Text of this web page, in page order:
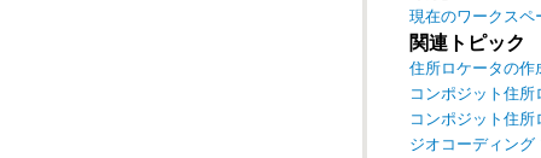
現在のワークスペ
関連トピック
住所ロケータの作
コンポジット住
コンポジット住
ジオコーディン